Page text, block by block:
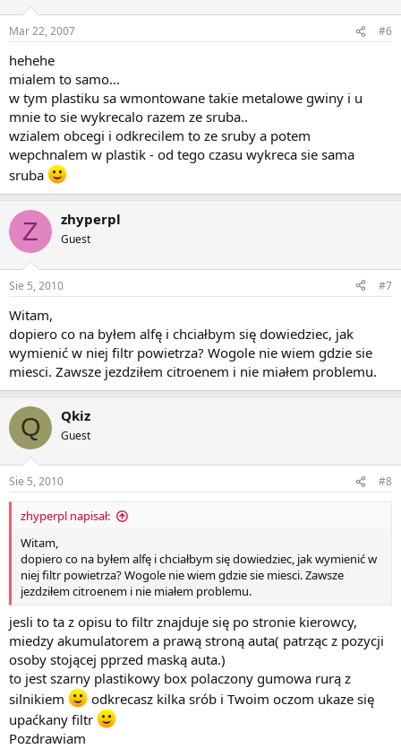
Mar 22, 2007 #6
hehehe
mialem to samo...
w tym plastiku sa wmontowane takie metalowe gwiny i u
mnie to sie wykrecalo razem ze sruba..
wzialem obcegi i odkrecilem to ze sruby a potem
wepchnalem w plastik - od tego czasu wykreca sie sama
sruba
Z zhyperpl
Guest
Sie 5, 2010 #7
Witam,
dopiero co na byłem alfę i chciałbym się dowiedziec, jak
wymienić w niej filtr powietrza? Wogole nie wiem gdzie sie
miesci. Zawsze jezdziłem citroenem i nie miałem problemu.
Q Qkiz
Guest
Sie 5, 2010 #8
zhyperpl napisał:
Witam,
dopiero co na byłem alfę i chciałbym się dowiedziec, jak wymienić w
niej filtr powietrza? Wogole nie wiem gdzie sie miesci. Zawsze
jezdziłem citroenem i nie miałem problemu.
jesli to ta z opisu to filtr znajduje się po stronie kierowcy,
miedzy akumulatorem a prawą stroną auta( patrząc z pozycji
osoby stojącej pprzed maską auta.)
to jest szarny plastikowy box polaczony gumowa rurą z
silnikiem
odkrecasz kilka srób i Twoim oczom ukaze się
upaćkany filtr
Pozdrawiam